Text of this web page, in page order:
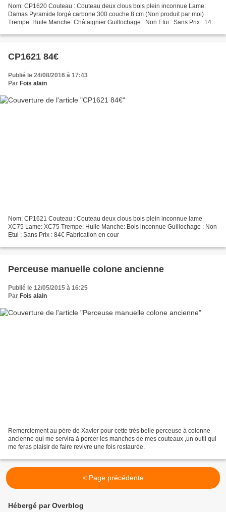
Nom: CP1620 Couteau : Couteau deux clous bois plein inconnue Lame:
Damas Pyramide forgé carbone 300 couche 8 cm (Non produit par moi)
Trempe: Huile Manche: Châtaignier Guillochage : Non Etui : Sans Prix : 144
CP1621 84€
Publié le 24/08/2016 à 17:43
Par Fois alain
Nom: CP1621 Couteau : Couteau deux clous bois plein inconnue lame
XC75 Lame: XC75 Trempe: Huile Manche: Bois inconnue Guillochage : Non
Etui : Sans Prix : 84€ Fabrication en cour
Perceuse manuelle colone ancienne
Publié le 12/05/2015 à 16:25
Par Fois alain
Remerciement au père de Xavier pour cette très belle perceuse à colonne
ancienne qui me servira à percer les manches de mes couteaux ,un outil qui
me feras plaisir de faire revivre une fois restaurée.
< Page précédente
Hébergé par Overblog